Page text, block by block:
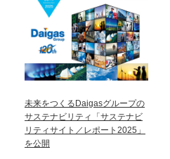
未来をつくるDaigasグループの
サステナビリティ「サステナビ
リティサイト／レポート2025」
を公開